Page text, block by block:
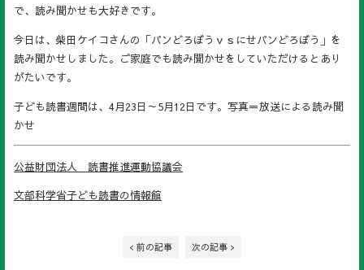
で、読み聞かせも大好きです。
今日は、柴田ケイコさんの「パンどろぼうｖｓにせパンどろぼう」を
読み聞かせしました。ご家庭でも読み聞かせをしていただけるとあり
がたいです。
子ども読書週間は、4月23日～5月12日です。写真＝放送による読み聞
かせ
公益財団法人 読書推進運動協議会
文部科学省子ども読書の情報館
< 前の記事 次の記事 >